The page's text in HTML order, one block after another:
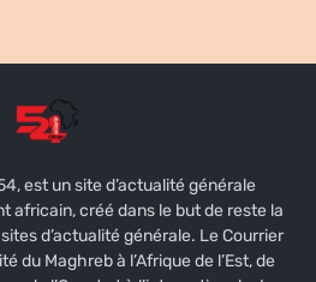
est un site d’actualité générale
africain, créé dans le but de reste la
d’actualité générale. Le Courrier
du Maghreb à l’Afrique de l’Est, de